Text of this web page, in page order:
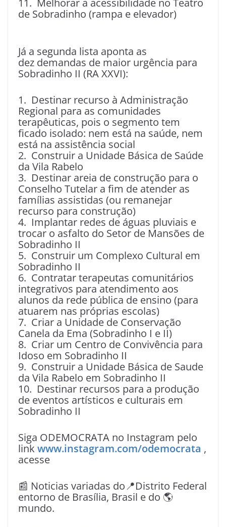
11. Melhorar a acessibilidade no Teatro
de Sobradinho (rampa e elevador)
Já a segunda lista aponta as
dez demandas de maior urgência para
Sobradinho II (RA XXVI):
1. Destinar recurso à Administração
Regional para as comunidades
terapêuticas, pois o segmento tem
ficado isolado: nem está na saúde, nem
está na assistência social
2. Construir a Unidade Básica de Saúde
da Vila Rabelo
3. Destinar areia de construção para o
Conselho Tutelar a fim de atender as
famílias assistidas (ou remanejar
recurso para construção)
4. Implantar redes de águas pluviais e
trocar o asfalto do Setor de Mansões de
Sobradinho II
5. Construir um Complexo Cultural em
Sobradinho II
6. Contratar terapeutas comunitários
integrativos para atendimento aos
alunos da rede pública de ensino (para
atuarem nas próprias escolas)
7. Criar a Unidade de Conservação
Canela da Ema (Sobradinho I e II)
8. Criar um Centro de Convivência para
Idoso em Sobradinho II
9. Construir a Unidade Básica de Saude
da Vila Rabelo em Sobradinho II
10. Destinar recursos para a produção
de eventos artísticos e culturais em
Sobradinho II
Siga ODEMOCRATA no Instagram pelo
link www.instagram.com/odemocrata ,
acesse
📰 Noticias variadas do📍Distrito Federal
entorno de Brasília, Brasil e do 🌎
mundo.